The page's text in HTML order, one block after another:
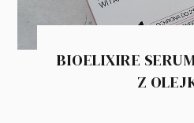
BIOELIXIRE
Z